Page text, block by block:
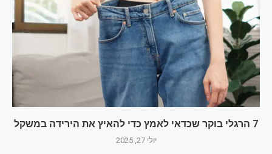
7 הרגלי בוקר שכדאי לאמץ כדי להאיץ את הירידה במשקל
יולי 27, 2025